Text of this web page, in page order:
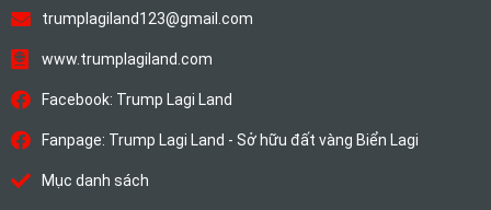
trumplagiland123@gmail.com
www.trumplagiland.com
Facebook: Trump Lagi Land
Fanpage: Trump Lagi Land - Sở hữu đất vàng Biển Lagi
Mục danh sách